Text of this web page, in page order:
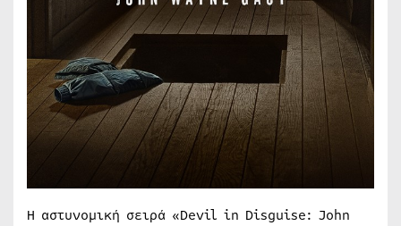
Η αστυνομική σειρά «Devil in Disguise: John